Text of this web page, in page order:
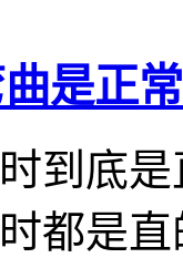
是正
到底
都是